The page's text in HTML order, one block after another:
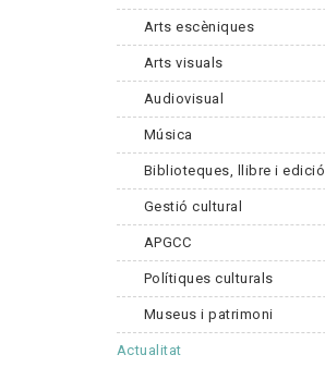
Arts escèniques
Arts visuals
Audiovisual
Música
Biblioteques, llibre i edició
Gestió cultural
APGCC
Polítiques culturals
Museus i patrimoni
Actualitat